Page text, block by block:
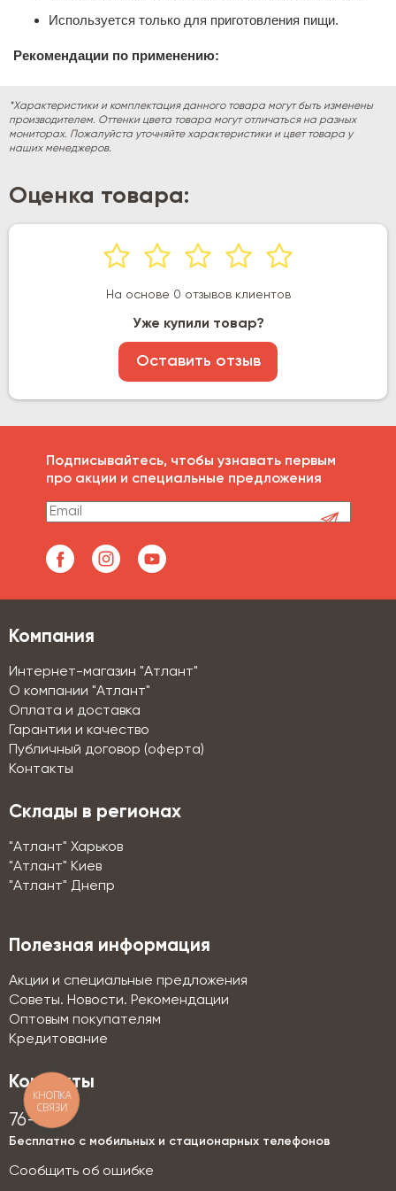
Используется только для приготовления пищи.
Рекомендации по применению:
*Характеристики и комплектация данного товара могут быть изменены
производителем. Оттенки цвета товара могут отличаться на разных
мониторах. Пожалуйста уточняйте характеристики и цвет товара у
наших менеджеров.
Оценка товара:
На основе 0 отзывов клиентов
Уже купили товар?
Оставить отзыв
Подписывайтесь, чтобы узнавать первым
про акции и специальные предложения
Компания
Интернет-магазин "Атлант"
О компании "Атлант"
Оплата и доставка
Гарантии и качество
Публичный договор (оферта)
Контакты
Склады в регионах
"Атлант" Харьков
"Атлант" Киев
"Атлант" Днепр
Полезная информация
Акции и специальные предложения
Советы. Новости. Рекомендации
Оптовым покупателям
Кредитование
Контакты
76-76
Бесплатно с мобильных и стационарных телефонов
Сообщить об ошибке
КНОПКА
СВЯЗИ